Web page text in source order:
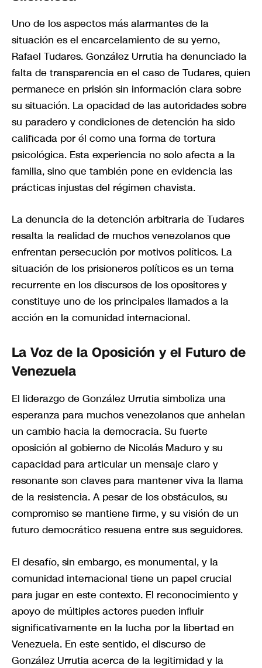
Uno de los aspectos más alarmantes de la
situación es el encarcelamiento de su yerno,
Rafael Tudares. González Urrutia ha denunciado la
falta de transparencia en el caso de Tudares, quien
permanece en prisión sin información clara sobre
su situación. La opacidad de las autoridades sobre
su paradero y condiciones de detención ha sido
calificada por él como una forma de tortura
psicológica. Esta experiencia no solo afecta a la
familia, sino que también pone en evidencia las
prácticas injustas del régimen chavista.
La denuncia de la detención arbitraria de Tudares
resalta la realidad de muchos venezolanos que
enfrentan persecución por motivos políticos. La
situación de los prisioneros políticos es un tema
recurrente en los discursos de los opositores y
constituye uno de los principales llamados a la
acción en la comunidad internacional.
La Voz de la Oposición y el Futuro de
Venezuela
El liderazgo de González Urrutia simboliza una
esperanza para muchos venezolanos que anhelan
un cambio hacia la democracia. Su fuerte
oposición al gobierno de Nicolás Maduro y su
capacidad para articular un mensaje claro y
resonante son claves para mantener viva la llama
de la resistencia. A pesar de los obstáculos, su
compromiso se mantiene firme, y su visión de un
futuro democrático resuena entre sus seguidores.
El desafío, sin embargo, es monumental, y la
comunidad internacional tiene un papel crucial
para jugar en este contexto. El reconocimiento y
apoyo de múltiples actores pueden influir
significativamente en la lucha por la libertad en
Venezuela. En este sentido, el discurso de
González Urrutia acerca de la legitimidad y la